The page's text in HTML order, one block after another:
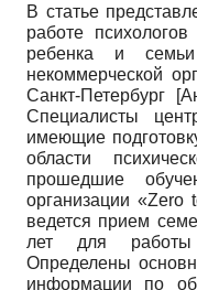
В статье
работе
ребенка и
некоммерческой
Санкт-Петербург
[
Специалисты
имеющие
области
прошедшие
организации
ведется прием
лет для работы
Определены
информации по